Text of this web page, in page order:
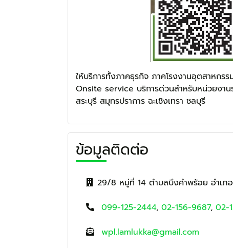
ให้บริการทั้งภาคธุรกิจ ภาคโรงงานอุตสาหกร
Onsite service บริการด่วนสำหรับหน่วยงาน
สระบุรี สมุทรปราการ ฉะเชิงเทรา ชลบุรี
ข้อมูลติดต่อ
29/8 หมู่ที่ 14 ตำบลบึงคำพร้อย อำเภ
099-125-2444, 02-156-9687, 02-
wpl.lamlukka@gmail.com